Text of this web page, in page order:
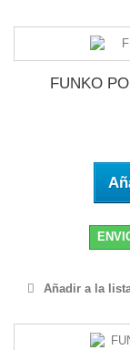
FUNKO
Añadir a la